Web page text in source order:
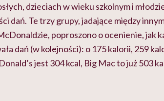
dzieciach w wieku szkolnym i
dań. Te trzy grupy, jadające między
poproszono o ocenienie, jak
dań (w kolejności): o 175 kalorii, 259
jest 304 kcal, Big Mac to już 503